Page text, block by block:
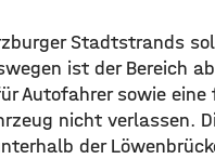
Stadtstrands
ist der Bereich
Autofahrer sowie eine
nicht verlassen.
der